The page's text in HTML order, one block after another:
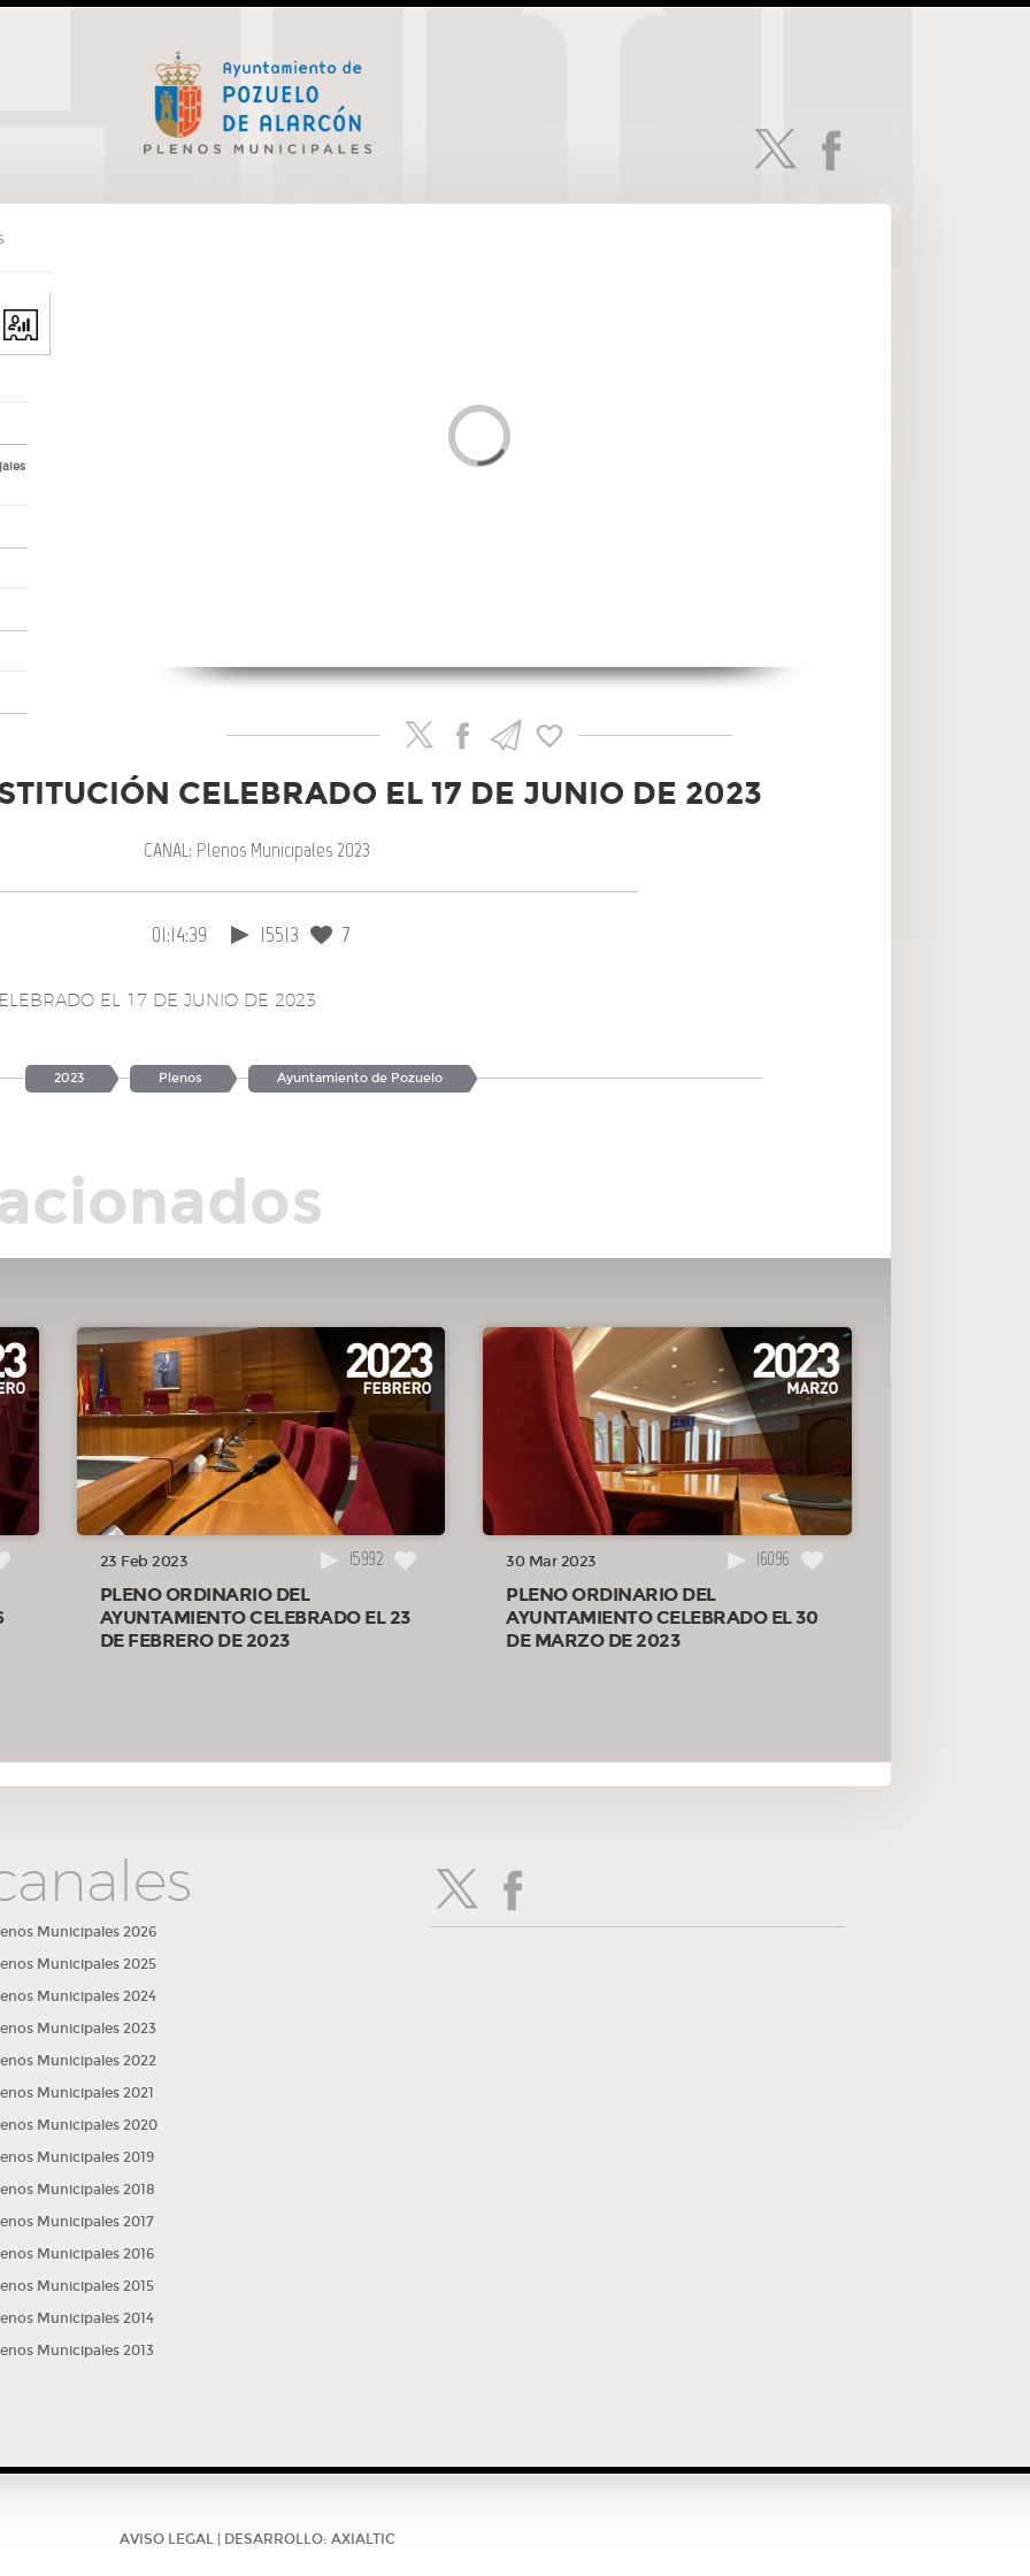
CELEBRADO EL 17 DE JUNIO DE 2023
CANAL: Plenos Municipales 2023
01:14:39 15513 7
EL 17 DE JUNIO DE 2023
2023 Plenos Ayuntamiento de Pozuelo
23 Feb 2023 15992
PLENO ORDINARIO DEL
AYUNTAMIENTO CELEBRADO EL 23
DE FEBRERO DE 2023
30 Mar 2023 16096
PLENO ORDINARIO DEL
AYUNTAMIENTO CELEBRADO EL 30
DE MARZO DE 2023
Municipales 2026
Municipales 2025
Municipales 2024
Municipales 2023
Municipales 2022
Municipales 2021
Municipales 2020
Municipales 2019
Municipales 2018
Municipales 2017
Municipales 2016
Municipales 2015
Municipales 2014
Municipales 2013
AVISO LEGAL | DESARROLLO: AXIALTIC